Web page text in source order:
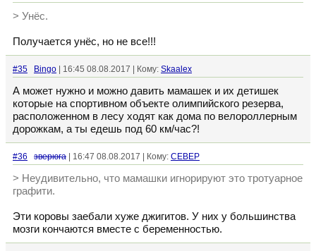
> Унёс.
Получается унёс, но не все!!!
#35 Bingo | 16:45 08.08.2017 | Кому: Skaalex
А может нужно и можно давить мамашек и их детишек
которые на спортивном объекте олимпийского резерва,
расположенном в лесу ходят как дома по велороллерным
дорожкам, а ты едешь под 60 км/час?!
#36 зверюга | 16:47 08.08.2017 | Кому: CEBEP
> Неудивительно, что мамашки игнорируют это тротуарное
графити.
Эти коровы заебали хуже джигитов. У них у большинства
мозги кончаются вместе с беременностью.